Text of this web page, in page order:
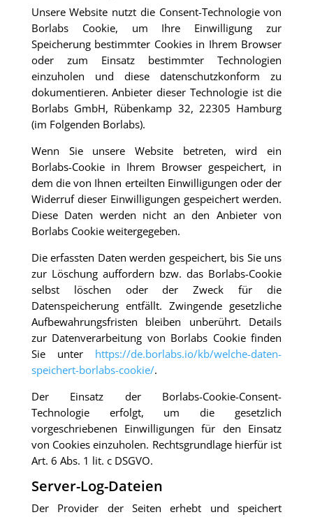
Unsere Website nutzt die Consent-Technologie von
Borlabs Cookie, um Ihre Einwilligung zur
Speicherung bestimmter Cookies in Ihrem Browser
oder zum Einsatz bestimmter Technologien
einzuholen und diese datenschutzkonform zu
dokumentieren. Anbieter dieser Technologie ist die
Borlabs GmbH, Rübenkamp 32, 22305 Hamburg
(im Folgenden Borlabs).
Wenn Sie unsere Website betreten, wird ein
Borlabs-Cookie in Ihrem Browser gespeichert, in
dem die von Ihnen erteilten Einwilligungen oder der
Widerruf dieser Einwilligungen gespeichert werden.
Diese Daten werden nicht an den Anbieter von
Borlabs Cookie weitergegeben.
Die erfassten Daten werden gespeichert, bis Sie uns
zur Löschung auffordern bzw. das Borlabs-Cookie
selbst löschen oder der Zweck für die
Datenspeicherung entfällt. Zwingende gesetzliche
Aufbewahrungsfristen bleiben unberührt. Details
zur Datenverarbeitung von Borlabs Cookie finden
Sie unter https://de.borlabs.io/kb/welche-daten-
speichert-borlabs-cookie/.
Der Einsatz der Borlabs-Cookie-Consent-
Technologie erfolgt, um die gesetzlich
vorgeschriebenen Einwilligungen für den Einsatz
von Cookies einzuholen. Rechtsgrundlage hierfür ist
Art. 6 Abs. 1 lit. c DSGVO.
Server-Log-Dateien
Der Provider der Seiten erhebt und speichert